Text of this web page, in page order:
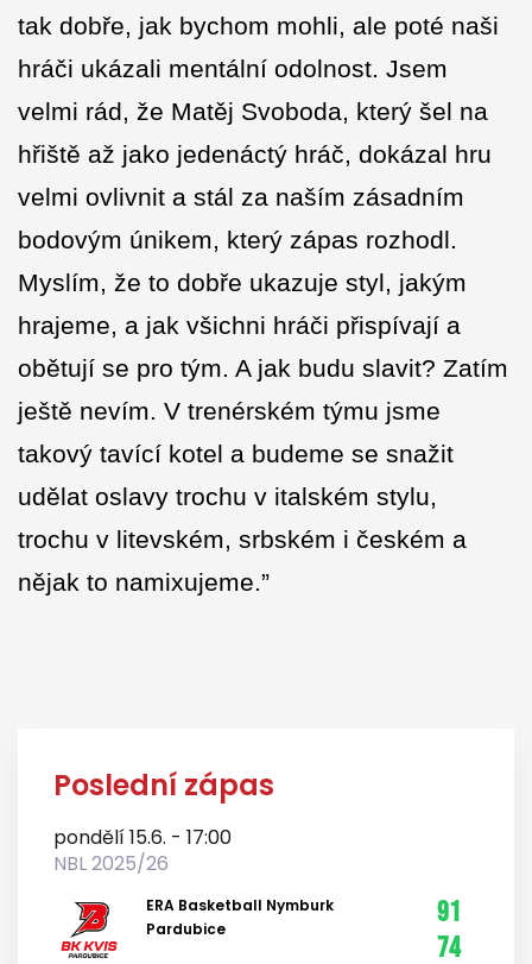
tak dobře, jak bychom mohli, ale poté naši
hráči ukázali mentální odolnost. Jsem
velmi rád, že Matěj Svoboda, který šel na
hřiště až jako jedenáctý hráč, dokázal hru
velmi ovlivnit a stál za naším zásadním
bodovým únikem, který zápas rozhodl.
Myslím, že to dobře ukazuje styl, jakým
hrajeme, a jak všichni hráči přispívají a
obětují se pro tým. A jak budu slavit? Zatím
ještě nevím. V trenérském týmu jsme
takový tavící kotel a budeme se snažit
udělat oslavy trochu v italském stylu,
trochu v litevském, srbském i českém a
nějak to namixujeme.”
Poslední zápas
pondělí 15.6. - 17:00
NBL 2025/26
ERA Basketball Nymburk
Pardubice
91
74